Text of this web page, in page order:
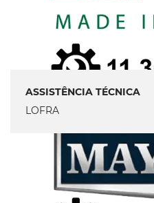
ASSISTÊNCIA TÉCNICA
LOFRA